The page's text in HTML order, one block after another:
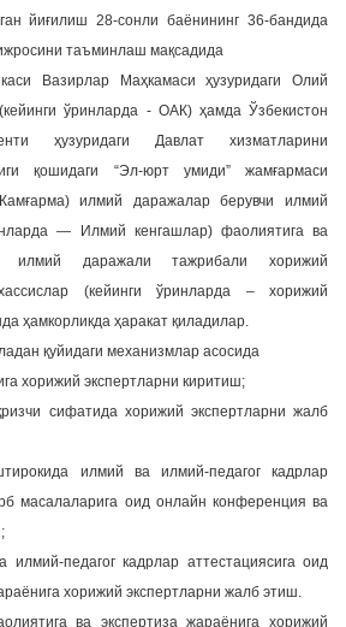
йиғилиш 28-сонли баёнининг 36-бандида
таъминлаш мақсадида
Вазирлар Маҳкамаси ҳузуридаги Олий
ўринларда - ОАК) ҳамда Ўзбекистон
ҳузуридаги Давлат хизматларини
қошидаги “Эл-юрт умиди” жамғармаси
илмий даражалар берувчи илмий
— Илмий кенгашлар) фаолиятига ва
илмий даражали тажрибали хорижий
(кейинги ўринларда – хорижий
ҳамкорликда ҳаракат қиладилар.
қуйидаги механизмлар асосида
хорижий экспертларни киритиш;
сифатида хорижий экспертларни жалб
илмий ва илмий-педагог кадрлар
масалаларига оид онлайн конференция ва
педагог кадрлар аттестациясига оид
хорижий экспертларни жалб этиш.
ва экспертиза жараёнига хорижий